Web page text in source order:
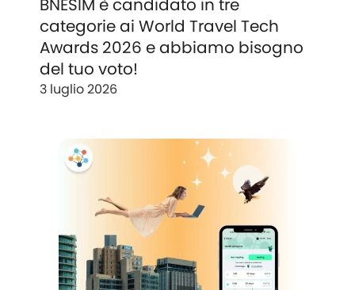
BNESIM è candidato in tre
categorie ai World Travel Tech
Awards 2026 e abbiamo bisogno
del tuo voto!
3 luglio 2026